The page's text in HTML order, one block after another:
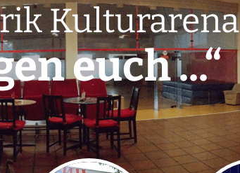
Kulturarena
euch ...“